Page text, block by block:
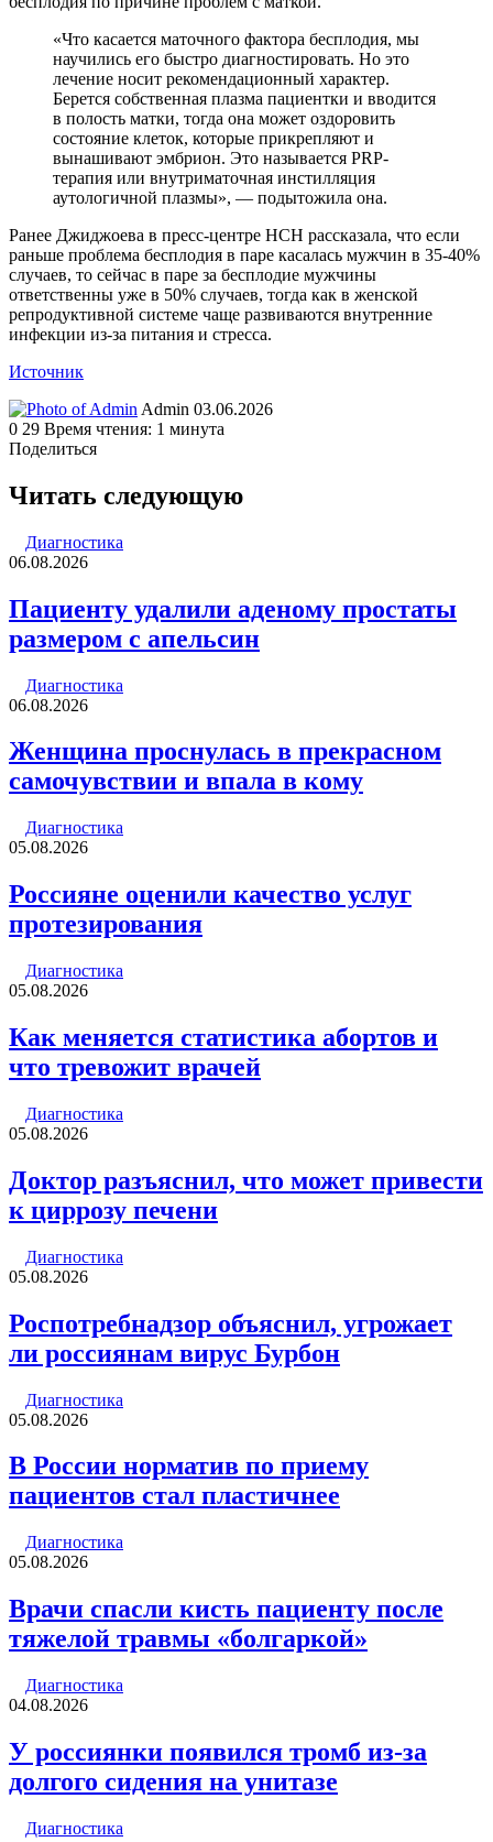
«Что касается маточного фактора бесплодия, мы
научились его быстро диагностировать. Но это
лечение носит рекомендационный характер.
Берется собственная плазма пациентки и вводится
в полость матки, тогда она может оздоровить
состояние клеток, которые прикрепляют и
вынашивают эмбрион. Это называется PRP-
терапия или внутриматочная инстилляция
аутологичной плазмы», — подытожила она.
Ранее Джиджоева в пресс-центре НСН рассказала, что если
раньше проблема бесплодия в паре касалась мужчин в 35-40%
случаев, то сейчас в паре за бесплодие мужчины
ответственны уже в 50% случаев, тогда как в женской
репродуктивной системе чаще развиваются внутренние
инфекции из-за питания и стресса.
Источник
Admin Send
an
03.06.2026
0 29 Время чтения: 1 минута
Поделиться
через
электронную
Читать следующую
Диагностика
06.08.2026
Пациенту удалили аденому простаты
размером с апельсин
Диагностика
06.08.2026
Женщина проснулась в прекрасном
самочувствии и впала в кому
Диагностика
05.08.2026
Россияне оценили качество услуг
протезирования
Диагностика
05.08.2026
Как меняется статистика абортов и
что тревожит врачей
Диагностика
05.08.2026
Доктор разъяснил, что может привести
к циррозу печени
Диагностика
05.08.2026
Роспотребнадзор объяснил, угрожает
ли россиянам вирус Бурбон
Диагностика
05.08.2026
В России норматив по приему
пациентов стал пластичнее
Диагностика
05.08.2026
Врачи спасли кисть пациенту после
тяжелой травмы «болгаркой»
Диагностика
04.08.2026
У россиянки появился тромб из-за
долгого сидения на унитазе
Диагностика